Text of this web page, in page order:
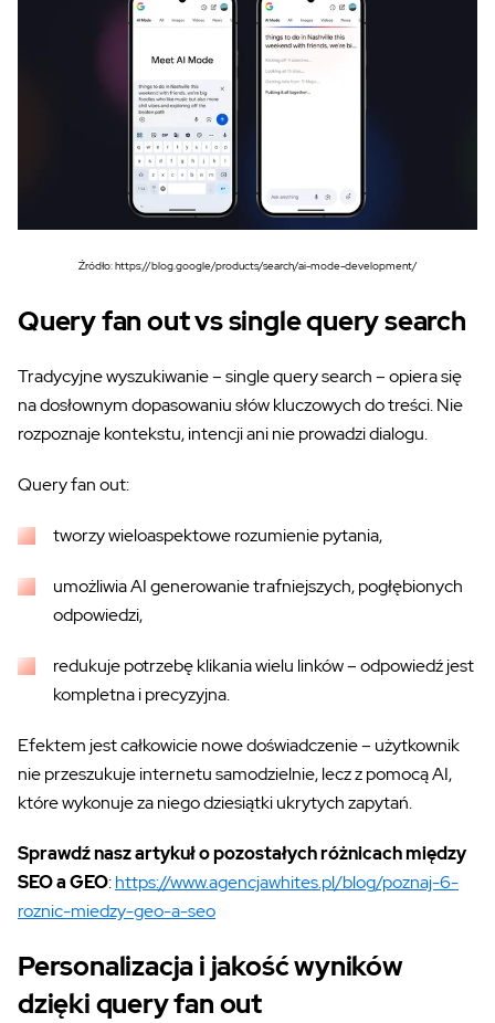
Źródło: https://blog.google/products/search/ai-mode-development/
Query fan out vs single query search
Tradycyjne wyszukiwanie – single query search – opiera się
na dosłownym dopasowaniu słów kluczowych do treści. Nie
rozpoznaje kontekstu, intencji ani nie prowadzi dialogu.
Query fan out:
tworzy wieloaspektowe rozumienie pytania,
umożliwia AI generowanie trafniejszych, pogłębionych
odpowiedzi,
redukuje potrzebę klikania wielu linków – odpowiedź jest
kompletna i precyzyjna.
Efektem jest całkowicie nowe doświadczenie – użytkownik
nie przeszukuje internetu samodzielnie, lecz z pomocą AI,
które wykonuje za niego dziesiątki ukrytych zapytań.
Sprawdź nasz artykuł o pozostałych różnicach między
SEO a GEO:https://www.agencjawhites.pl/blog/poznaj-6-
roznic-miedzy-geo-a-seo
Personalizacja i jakość wyników
dzięki query fan out